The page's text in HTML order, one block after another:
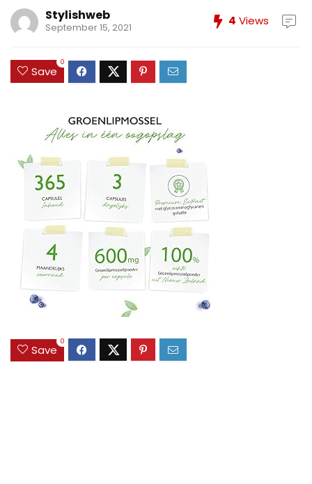
Stylishweb
September 15, 2021 4 Views
Save
0
Save
0